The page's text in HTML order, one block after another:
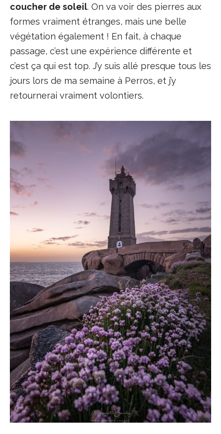
coucher de soleil. On va voir des pierres aux
formes vraiment étranges, mais une belle
végétation également ! En fait, à chaque
passage, c’est une expérience différente et
c’est ça qui est top. J’y suis allé presque tous les
jours lors de ma semaine à Perros, et j’y
retournerai vraiment volontiers.